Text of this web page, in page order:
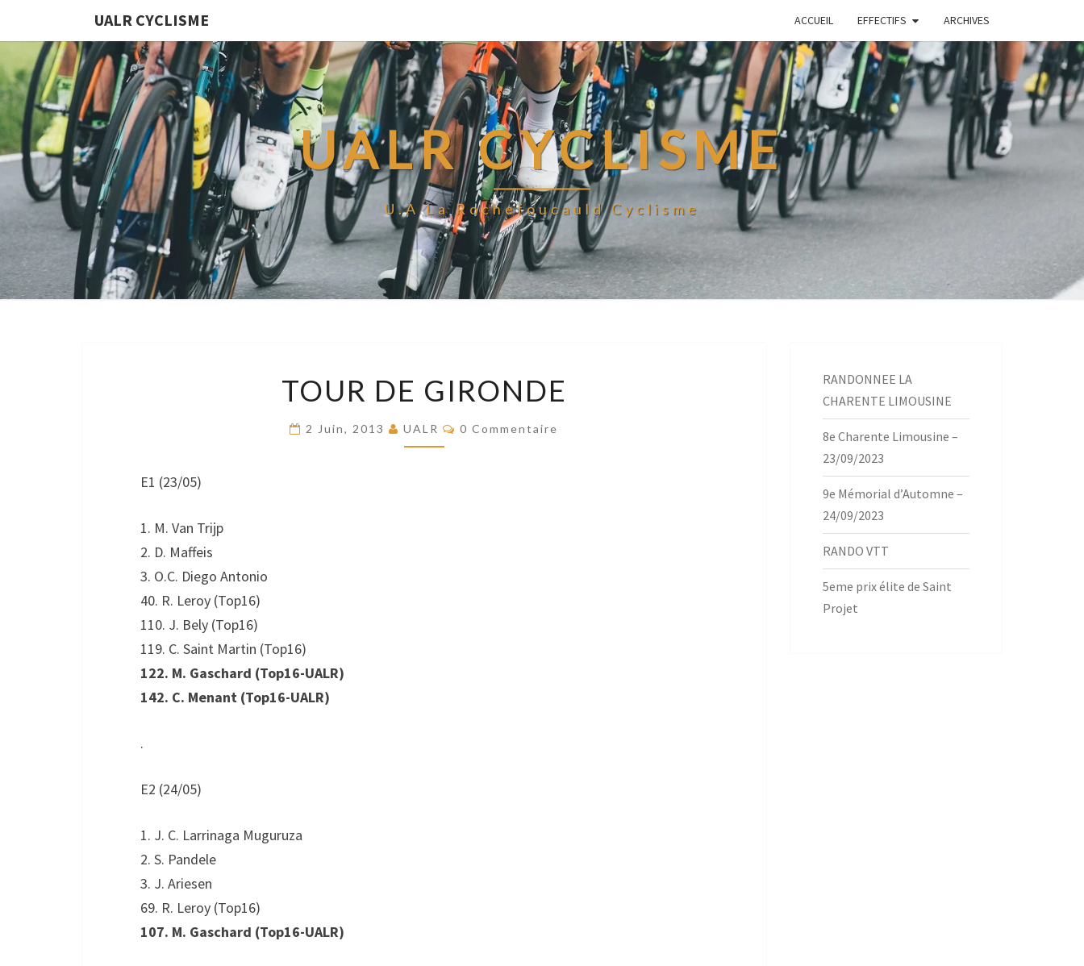
UALR CYCLISME ACCUEIL EFFECTIFS ARCHIVES
UALR CYCLISME
U.A La Rochefoucauld Cyclisme
DE
TOUR DE GIRONDE
2 Juin, 2013 UALR Commentaires
0 Commentaire
E1 (23/05)
1. M. Van Trijp
2. D. Maffeis
3. O.C. Diego Antonio
40. R. Leroy (Top16)
110. J. Bely (Top16)
119. C. Saint Martin (Top16)
122. M. Gaschard (Top16-UALR)
142. C. Menant (Top16-UALR)
.
E2 (24/05)
1. J. C. Larrinaga Muguruza
2. S. Pandele
3. J. Ariesen
69. R. Leroy (Top16)
107. M. Gaschard (Top16-UALR)
RANDONNEE LA
CHARENTE LIMOUSINE
8e Charente Limousine –
23/09/2023
9e Mémorial d’Automne –
24/09/2023
RANDO VTT
5eme prix élite de Saint
Projet